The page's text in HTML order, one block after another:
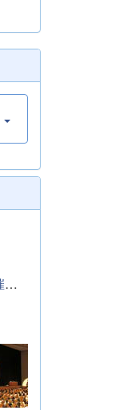
富岡高校_学校説明会を開催しました